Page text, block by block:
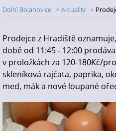
Dolní Bojanovice Aktuality
Nadpis
Prodejce z Hradiště
době od 11:45 - 12:00
v proložkách za 120-180Kč/
skleníková rajčata, paprika,
med, mák a nové loupané